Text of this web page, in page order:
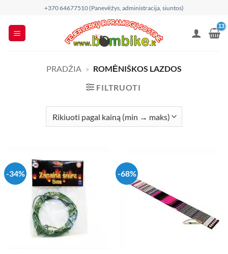
content
+370 64677510 (Panevėžys, administracija, siuntos)
PRADŽIA » ROMĖNIŠKOS LAZDOS
FILTRUOTI
-34% -68%